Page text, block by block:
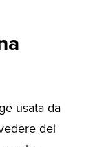
usata da
dei